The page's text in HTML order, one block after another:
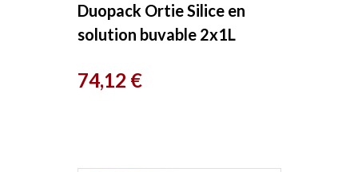
Duopack Ortie Silice en
solution buvable 2x1L
Prix
74,12 €